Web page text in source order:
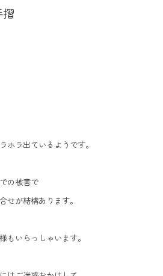
ホラ出ているようです。
の被害で
せが結構あります。
もいらっしゃいます。